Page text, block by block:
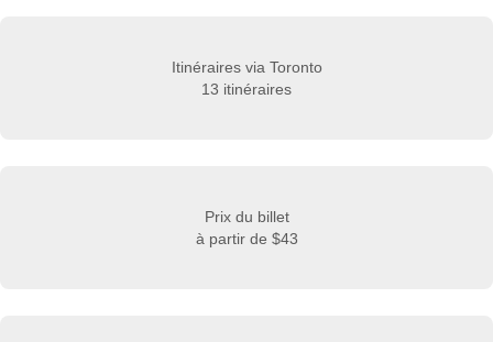
Itinéraires via Toronto
13 itinéraires
Prix du billet
à partir de $43